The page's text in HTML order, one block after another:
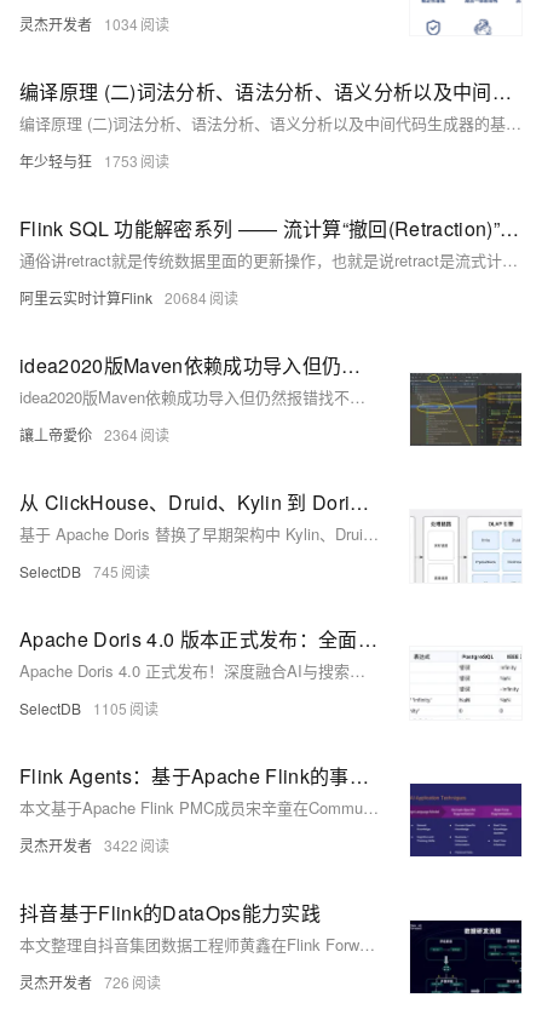
灵杰开发者 1034
编译原理 (二)词法分析、语法分析、语义分析以及中间代码生成器的基本概念
编译原理 (二)词法分析、语法分析、语义分析以及中间代码生成器的基本概念
年少轻与狂 1753
Flink SQL 功能解密系列 —— 流计算“撤回(Retraction)”案例分析
通俗讲retract就是传统数据里面的更新操作，也就是说retract是流式计算场景下对数据更新的处理方式。
阿里云实时计算Flink 20684
idea2020版Maven依赖成功导入但仍然报错找不到包解决
idea2020版Maven依赖成功导入但仍然报错找不到包解决
讓丄帝愛伱 2364
从 ClickHouse、Druid、Kylin 到 Doris：网易云音乐 PB 级实时分析平台降本增效
基于 Apache Doris 替换了早期架构中 Kylin、Druid、Clickhouse、Elasticsearch、HBase 等引擎，统一了实时分析架构，并广泛应用于广告系统、日志平台和会员报表分析等典型场景，导入性能提升 3～30 倍，机器成本整体降低 55%、部分场景下高达 85%，每年节省数百万成本，综合效能提升 3～7 倍等显著收益，本文将详尽介绍基于 Doris 架构升级及在这些场景中的应用实践。
SelectDB 745
Apache Doris 4.0 版本正式发布：全面升级 AI 与搜索能力，强化离线计算
Apache Doris 4.0 正式发布！深度融合AI与搜索能力，支持向量索引、AI函数、全文检索打分，强化离线计算稳定性，提升查询性能与数据质量，助力企业构建高效实时数仓。
SelectDB 1105
Flink Agents：基于Apache Flink的事件驱动AI智能体框架
本文基于Apache Flink PMC成员宋辛童在Community Over Code Asia 2025的演讲，深入解析Flink Agents项目的技术背景、架构设计与应用场景。该项目聚焦事件驱动型AI智能体，结合Flink的实时处理能力，推动AI在工业场景中的工程化落地，涵盖智能运维、直播分析等典型应用，展现其在AI发展第四层次——智能体AI中的重要意义。
灵杰开发者 3422
抖音基于Flink的DataOps能力实践
本文整理自抖音集团数据工程师黄鑫在Flink Forward Asia 2024的分享，围绕抖音实时数据研发的现状与挑战、DataOps能力建设及未来规划展开，涵盖需求管理、开发测试、发布运维等全流程实践，旨在提升数据质量与开发效率，实现高效稳定的数据交付。
灵杰开发者 726